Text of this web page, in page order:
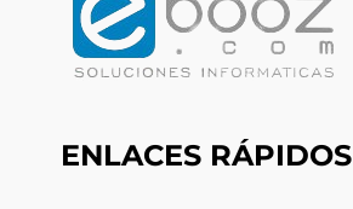
ENLACES RÁPIDOS